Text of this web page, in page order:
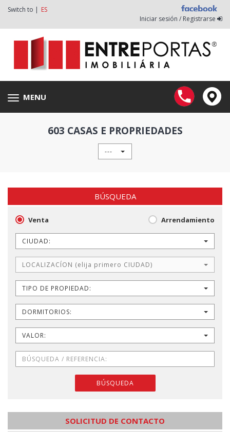
Switch to | ES
Iniciar sesión / Registrarse
Toggle
navigation
MENU
603 CASAS E PROPRIEDADES
---
BÚSQUEDA
Venta Arrendamiento
CIUDAD:
LOCALIZACÍON (elija primero CIUDAD)
TIPO DE PROPIEDAD:
DORMITORIOS:
VALOR:
BÚSQUEDA
SOLICITUD DE CONTACTO